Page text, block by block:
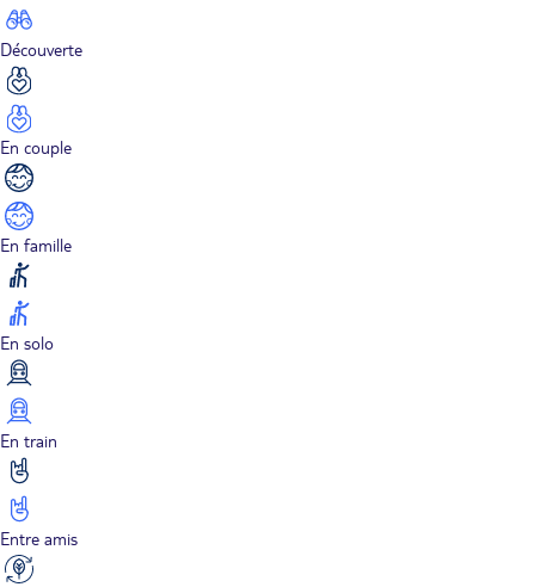
Découverte
En couple
En famille
En solo
En train
Entre amis